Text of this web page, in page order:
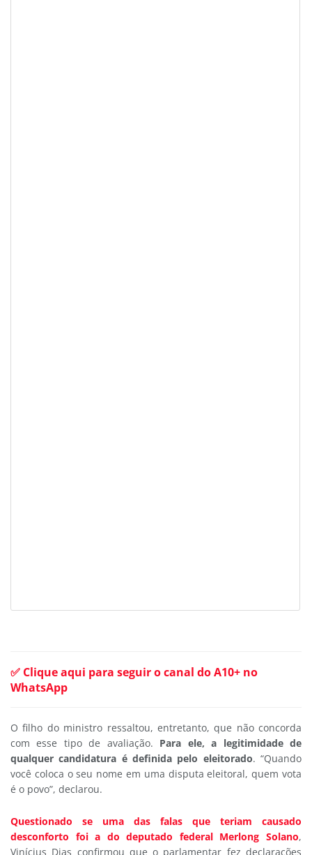
✅ Clique aqui para seguir o canal do A10+ no
WhatsApp
O filho do ministro ressaltou, entretanto, que não concorda
com esse tipo de avaliação. Para ele, a legitimidade de
qualquer candidatura é definida pelo eleitorado. “Quando
você coloca o seu nome em uma disputa eleitoral, quem vota
é o povo”, declarou.
Questionado se uma das falas que teriam causado
desconforto foi a do deputado federal Merlong Solano,
Vinícius Dias confirmou que o parlamentar fez declarações